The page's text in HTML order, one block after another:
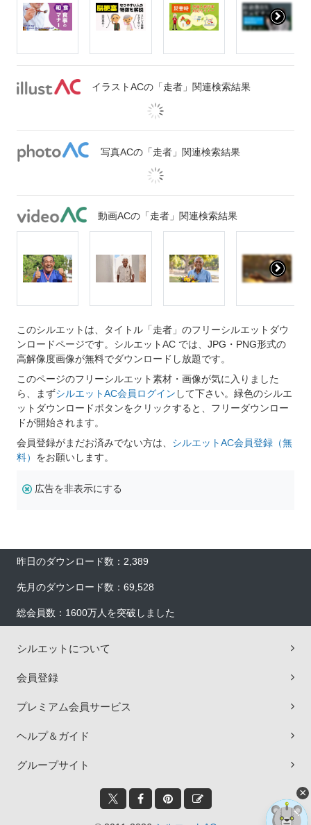
イラストACの「走者」関連検索結果
写真ACの「走者」関連検索結果
動画ACの「走者」関連検索結果
このシルエットは、タイトル「走者」のフリーシルエットダウ
ンロードページです。シルエットAC では、JPG・PNG形式の
高解像度画像が無料でダウンロードし放題です。
このページのフリーシルエット素材・画像が気に入りました
ら、まずシルエットAC会員ログイン して下さい。緑色のシルエ
ットダウンロードボタンをクリックすると、フリーダウンロー
ドが開始されます。
会員登録がまだお済みでない方は、 シルエットAC会員登録（無
料） をお願いします。
広告を非表示にする
昨日のダウンロード数：2,389
先月のダウンロード数：69,528
総会員数：1600万人を突破しました
シルエットについて
会員登録
プレミアム会員サービス
ヘルプ＆ガイド
グループサイト
×